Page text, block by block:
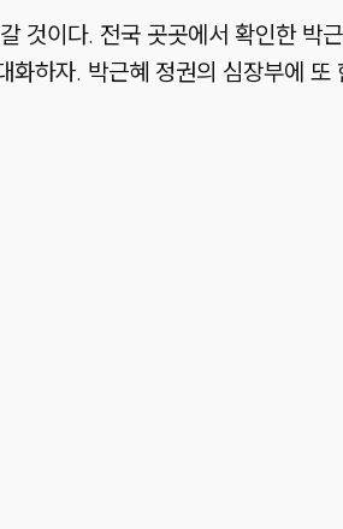
것이다. 전국 곳곳에서 확인한 박
하자. 박근혜 정권의 심장부에 또